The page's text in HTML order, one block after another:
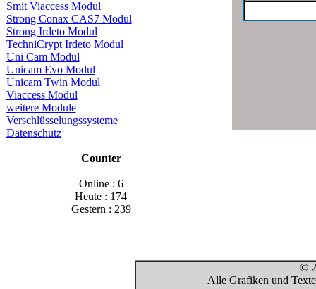
Smit Viaccess Modul
Strong Conax CAS7 Modul
Strong Irdeto Modul
TechniCrypt Irdeto Modul
Uni Cam Modul
Unicam Evo Modul
Unicam Twin Modul
Viaccess Modul
weitere Module
Verschlüsselungssysteme
Datenschutz
Counter
Online : 6
Heute : 174
Gestern : 239
©
Alle Grafiken und